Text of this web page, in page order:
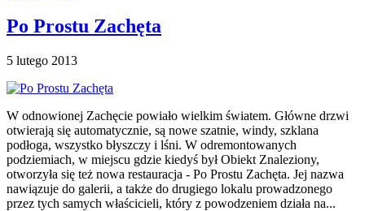
Po Prostu Zachęta
5 lutego 2013
W odnowionej Zachęcie powiało wielkim światem. Główne drzwi
otwierają się automatycznie, są nowe szatnie, windy, szklana
podłoga, wszystko błyszczy i lśni. W odremontowanych
podziemiach, w miejscu gdzie kiedyś był Obiekt Znaleziony,
otworzyła się też nowa restauracja - Po Prostu Zachęta. Jej nazwa
nawiązuje do galerii, a także do drugiego lokalu prowadzonego
przez tych samych właścicieli, który z powodzeniem działa na...